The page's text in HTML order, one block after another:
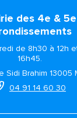
des 4e & 5e
de 8h30 à 12h
16h45.
Sidi Brahim 13005
04 91 14 60 30